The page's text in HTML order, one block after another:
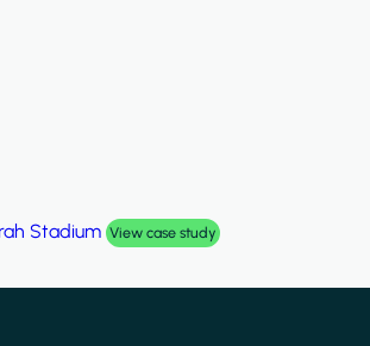
Smart Villa View case study